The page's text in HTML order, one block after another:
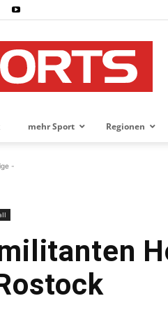
mehr Sport Regionen
-